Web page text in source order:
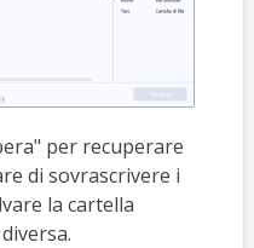
per recuperare
di sovrascrivere i
la cartella